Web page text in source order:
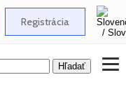
Registrácia